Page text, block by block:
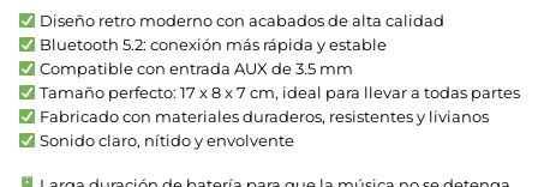
Diseño retro moderno con acabados de alta calidad
Bluetooth 5.2: conexión más rápida y estable
Compatible con entrada AUX de 3.5 mm
Tamaño perfecto: 17 x 8 x 7 cm, ideal para llevar a todas partes
Fabricado con materiales duraderos, resistentes y livianos
Sonido claro, nítido y envolvente